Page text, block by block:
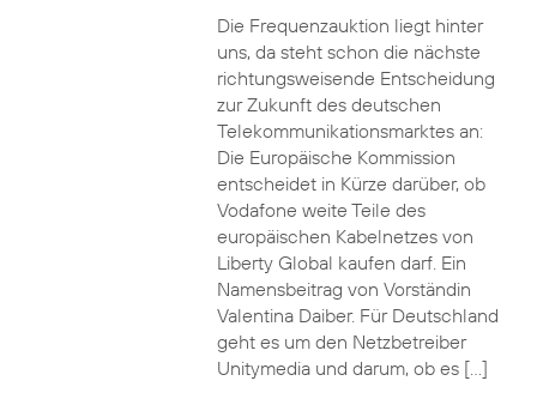
Die Frequenzauktion liegt hinter
uns, da steht schon die nächste
richtungsweisende Entscheidung
zur Zukunft des deutschen
Telekommunikationsmarktes an:
Die Europäische Kommission
entscheidet in Kürze darüber, ob
Vodafone weite Teile des
europäischen Kabelnetzes von
Liberty Global kaufen darf. Ein
Namensbeitrag von Vorständin
Valentina Daiber. Für Deutschland
geht es um den Netzbetreiber
Unitymedia und darum, ob es […]